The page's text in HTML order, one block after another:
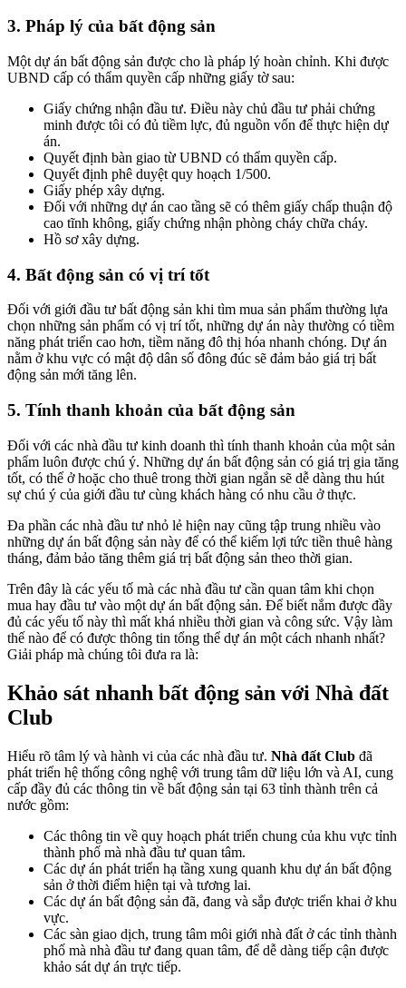
3. Pháp lý của bất động sản
Một dự án bất động sản được cho là pháp lý hoàn chỉnh. Khi được
UBND cấp có thẩm quyền cấp những giấy tờ sau:
Giấy chứng nhận đầu tư. Điều này chủ đầu tư phải chứng
minh được tôi có đủ tiềm lực, đủ nguồn vốn để thực hiện dự
án.
Quyết định bàn giao từ UBND có thẩm quyền cấp.
Quyết định phê duyệt quy hoạch 1/500.
Giấy phép xây dựng.
Đối với những dự án cao tầng sẽ có thêm giấy chấp thuận độ
cao tĩnh không, giấy chứng nhận phòng cháy chữa cháy.
Hồ sơ xây dựng.
4. Bất động sản có vị trí tốt
Đối với giới đầu tư bất động sản khi tìm mua sản phẩm thường lựa
chọn những sản phẩm có vị trí tốt, những dự án này thường có tiềm
năng phát triển cao hơn, tiềm năng đô thị hóa nhanh chóng. Dự án
nằm ở khu vực có mật độ dân số đông đúc sẽ đảm bảo giá trị bất
động sản mới tăng lên.
5. Tính thanh khoản của bất động sản
Đối với các nhà đầu tư kinh doanh thì tính thanh khoản của một sản
phẩm luôn được chú ý. Những dự án bất động sản có giá trị gia tăng
tốt, có thể ở hoặc cho thuê trong thời gian ngắn sẽ dễ dàng thu hút
sự chú ý của giới đầu tư cùng khách hàng có nhu cầu ở thực.
Đa phần các nhà đầu tư nhỏ lẻ hiện nay cũng tập trung nhiều vào
những dự án bất động sản này để có thể kiếm lợi tức tiền thuê hàng
tháng, đảm bảo tăng thêm giá trị bất động sản theo thời gian.
Trên đây là các yếu tố mà các nhà đầu tư cần quan tâm khi chọn
mua hay đầu tư vào một dự án bất động sản. Để biết nắm được đầy
đủ các yếu tố này thì mất khá nhiều thời gian và công sức. Vậy làm
thế nào để có được thông tin tổng thể dự án một cách nhanh nhất?
Giải pháp mà chúng tôi đưa ra là:
Khảo sát nhanh bất động sản với Nhà đất
Club
Hiểu rõ tâm lý và hành vi của các nhà đầu tư. Nhà đất Club đã
phát triển hệ thống công nghệ với trung tâm dữ liệu lớn và AI, cung
cấp đầy đủ các thông tin về bất động sản tại 63 tỉnh thành trên cả
nước gồm:
Các thông tin về quy hoạch phát triển chung của khu vực tỉnh
thành phố mà nhà đầu tư quan tâm.
Các dự án phát triển hạ tầng xung quanh khu dự án bất động
sản ở thời điểm hiện tại và tương lai.
Các dự án bất động sản đã, đang và sắp được triển khai ở khu
vực.
Các sàn giao dịch, trung tâm môi giới nhà đất ở các tỉnh thành
phố mà nhà đầu tư đang quan tâm, để dễ dàng tiếp cận được
khảo sát dự án trực tiếp.